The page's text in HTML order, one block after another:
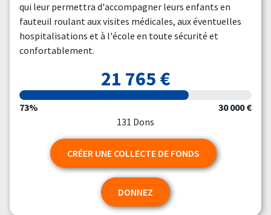
qui leur permettra d'accompagner leurs enfants en
fauteuil roulant aux visites médicales, aux éventuelles
hospitalisations et à l'école en toute sécurité et
confortablement.
21 765 €
73%
30 000 €
131 Dons
CRÉER UNE COLLECTE DE FONDS
DONNEZ